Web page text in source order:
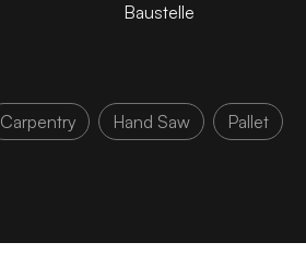
Baustelle
Carpentry Hand Saw Pallet